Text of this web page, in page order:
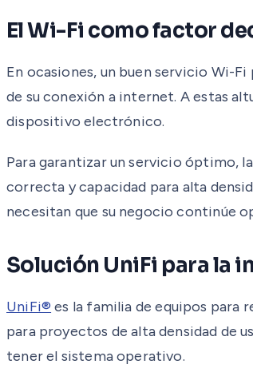
El Wi-Fi como factor
En ocasiones, un buen servicio Wi-
de su conexión a internet. A estas
dispositivo electrónico.
Para garantizar un servicio óptimo,
correcta y capacidad para alta
necesitan que su negocio continúe
Solución UniFi para la
UniFi® es la familia de equipos para
para proyectos de alta densidad de
tener el sistema operativo.